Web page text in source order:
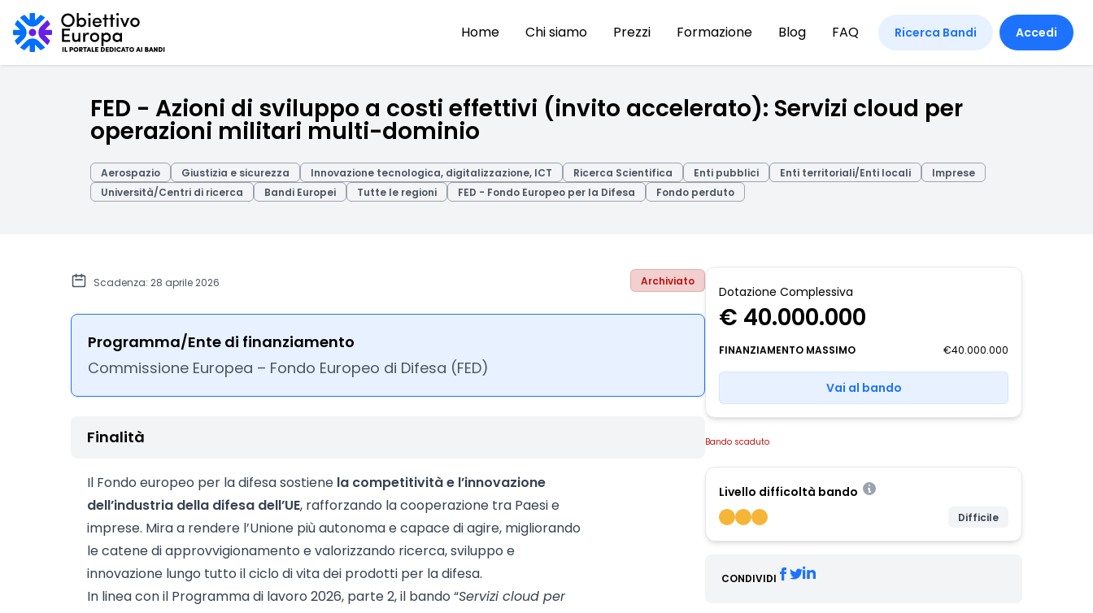
Home Chi siamo Prezzi Formazione Blog FAQ Ricerca Bandi Accedi
FED - Azioni di sviluppo a costi effettivi (invito accelerato): Servizi cloud per
operazioni militari multi-dominio
Aerospazio Giustizia e sicurezza Innovazione tecnologica, digitalizzazione, ICT Ricerca Scientifica Enti pubblici Enti territoriali/Enti locali
Imprese
Università/Centri di ricerca
Bandi Europei Tutte le regioni FED - Fondo Europeo per la Difesa Fondo perduto
Scadenza: 28 aprile 2026 Archiviato
Programma/Ente di finanziamento
Commissione Europea – Fondo Europeo di Difesa (FED)
Finalità
Il Fondo europeo per la difesa sostiene la competitività e l’innovazione
dell’industria della difesa dell’UE, rafforzando la cooperazione tra Paesi e
imprese. Mira a rendere l’Unione più autonoma e capace di agire, migliorando
le catene di approvvigionamento e valorizzando ricerca, sviluppo e
innovazione lungo tutto il ciclo di vita dei prodotti per la difesa.
In linea con il Programma di lavoro 2026, parte 2, il bando “Servizi cloud per
Dotazione Complessiva
€ 40.000.000
FINANZIAMENTO MASSIMO €40.000.000
Vai al bando
Bando scaduto
Livello difficoltà bando
Difficile
CONDIVIDI